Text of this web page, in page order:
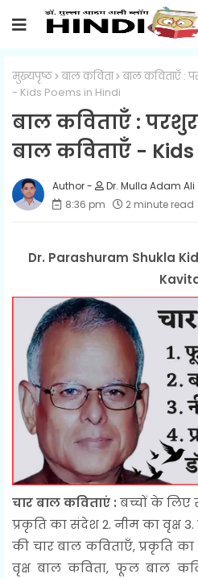
मुख्यपृष्ठ बाल कविता बाल कविताएँ :
- Kids Poems in Hindi
बाल कविताएँ :
बाल कविताएँ - Kids
Dr. Mulla Adam Ali
8:36 pm
2 minute read
Dr. Parashuram Shukla
चार बाल कविताएं : बच्चों के लिए
प्रकृति का संदेश 2. नीम का वृक्ष
की चार बाल कविताएँ, प्रकृति
वृक्ष बाल कविता, फूल बाल